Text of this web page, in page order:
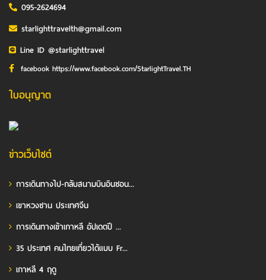
095-2624694
starlighttravelth@gmail.com
Line ID @starlighttravel
facebook https://www.facebook.com/StarlightTravel.TH
ใบอนุญาต
ข่าวเว็บไซต์
การเดินทางไป-กลับสนามบินอินชอน...
เขาหวงซาน ประเทศจีน
การเดินทางเข้าเกาหลี อัปเดตปี ...
35 ประเทศ คนไทยเที่ยวได้แบบ Fr...
เกาหลี 4 ฤดู